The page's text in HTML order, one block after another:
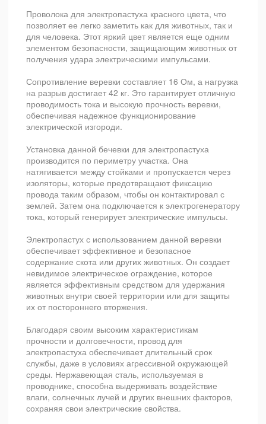
Проволока для электропастуха красного цвета, что
позволяет ее легко заметить как для животных, так и
для человека. Этот яркий цвет является еще одним
элементом безопасности, защищающим животных от
получения удара электрическими импульсами.
Сопротивление веревки составляет 16 Ом, а нагрузка
на разрыв достигает 42 кг. Это гарантирует отличную
проводимость тока и высокую прочность веревки,
обеспечивая надежное функционирование
электрической изгороди.
Установка данной бечевки для электропастуха
производится по периметру участка. Она
натягивается между стойками и пропускается через
изоляторы, которые предотвращают фиксацию
провода таким образом, чтобы он контактировал с
землей. Затем она подключается к электрогенератору
тока, который генерирует электрические импульсы.
Электропастух с использованием данной веревки
обеспечивает эффективное и безопасное
содержание скота или других животных. Он создает
невидимое электрическое ограждение, которое
является эффективным средством для удержания
животных внутри своей территории или для защиты
их от постороннего вторжения.
Благодаря своим высоким характеристикам
прочности и долговечности, провод для
электропастуха обеспечивает длительный срок
службы, даже в условиях агрессивной окружающей
среды. Нержавеющая сталь, используемая в
проводнике, способна выдерживать воздействие
влаги, солнечных лучей и других внешних факторов,
сохраняя свои электрические свойства.